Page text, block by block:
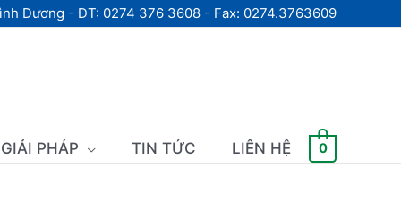
Dương - ĐT: 0274 376 3608 - Fax: 0274.3763609
GIẢI PHÁP TIN TỨC LIÊN HỆ 0